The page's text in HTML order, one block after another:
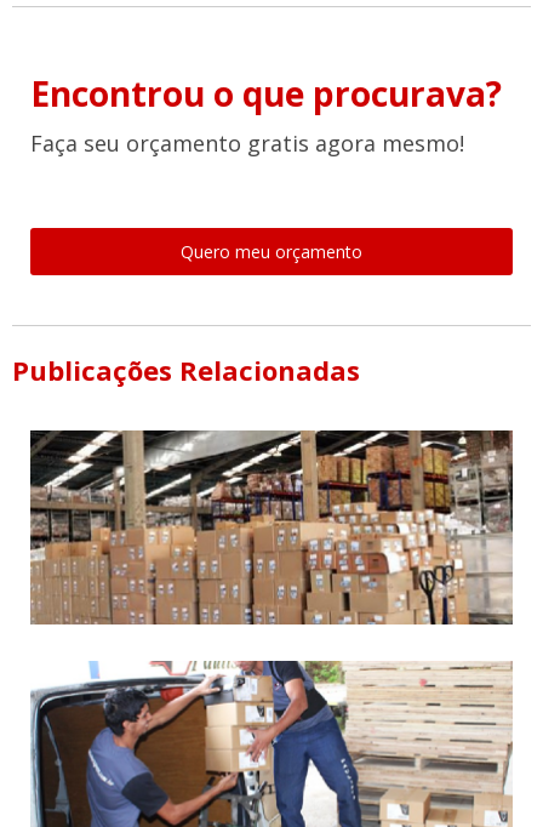
Encontrou o que procurava?
Faça seu orçamento gratis agora mesmo!
Quero meu orçamento
Publicações Relacionadas